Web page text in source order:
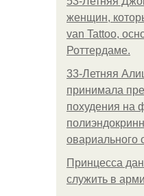
женщин,
van Tattoo,
Роттердаме.
33-Летняя
принимала
похудения на
овариального
Принцесса
служить в